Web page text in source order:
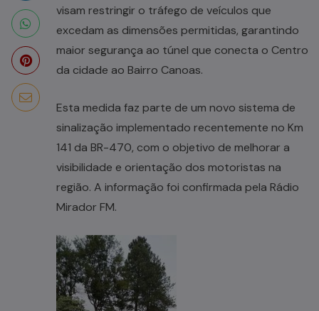
visam restringir o tráfego de veículos que
excedam as dimensões permitidas, garantindo
maior segurança ao túnel que conecta o Centro
da cidade ao Bairro Canoas.
Esta medida faz parte de um novo sistema de
sinalização implementado recentemente no Km
141 da BR-470, com o objetivo de melhorar a
visibilidade e orientação dos motoristas na
região. A informação foi confirmada pela Rádio
Mirador FM.